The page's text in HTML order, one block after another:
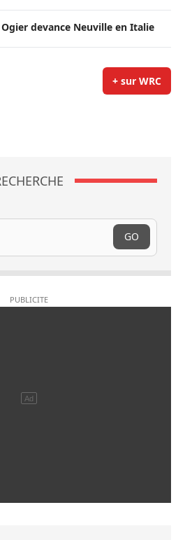
devance Neuville en Italie
+ sur WRC
GO